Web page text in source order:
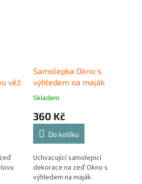
věž
Samolepka Okno s
výhledem na maják
Skladem
360 Kč
Do košíku
Uchvacující samolepicí
dekorace na zeď Okno s
výhledem na maják.